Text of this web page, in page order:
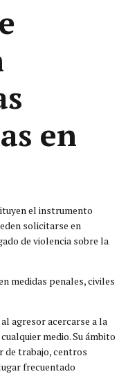
en
el instrumento
solicitarse en
de violencia sobre la
medidas penales, civiles
agresor acercarse a la
medio. Su ámbito
de trabajo, centros
frecuentado